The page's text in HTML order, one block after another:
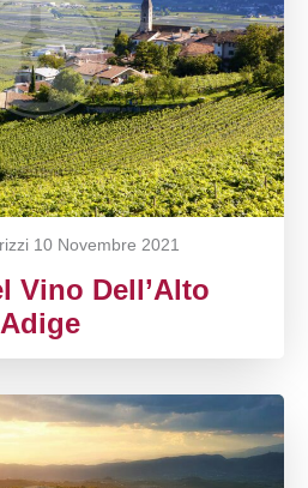
10 Novembre 2021
Vino Dell’Alto
Adige